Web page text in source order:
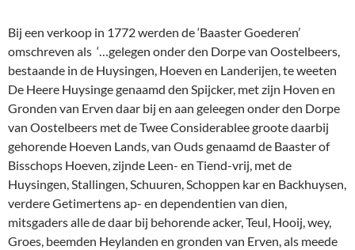
Bij een verkoop in 1772 werden de ‘Baaster Goederen’
omschreven als ‘…gelegen onder den Dorpe van Oostelbeers,
bestaande in de Huysingen, Hoeven en Landerijen, te weeten
De Heere Huysinge genaamd den Spijcker, met zijn Hoven en
Gronden van Erven daar bij en aan geleegen onder den Dorpe
van Oostelbeers met de Twee Considerablee groote daarbij
gehorende Hoeven Lands, van Ouds genaamd de Baaster of
Bisschops Hoeven, zijnde Leen- en Tiend-vrij, met de
Huysingen, Stallingen, Schuuren, Schoppen kar en Backhuysen,
verdere Getimertens ap- en dependentien van dien,
mitsgaders alle de daar bij behorende acker, Teul, Hooij, wey,
Groes, beemden Heylanden en gronden van Erven, als meede